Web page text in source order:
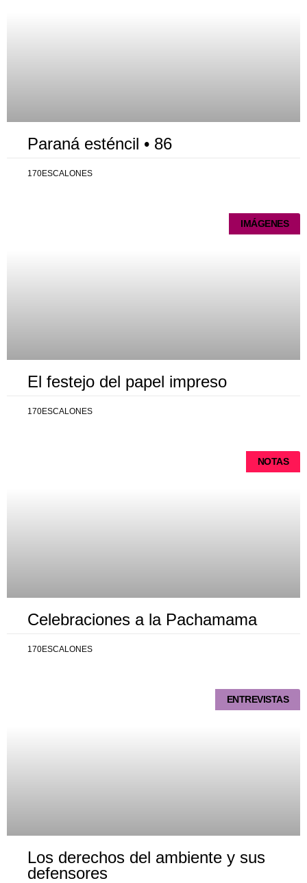
Paraná esténcil • 86
170ESCALONES
IMÁGENES
El festejo del papel impreso
170ESCALONES
NOTAS
Celebraciones a la Pachamama
170ESCALONES
ENTREVISTAS
Los derechos del ambiente y sus
defensores